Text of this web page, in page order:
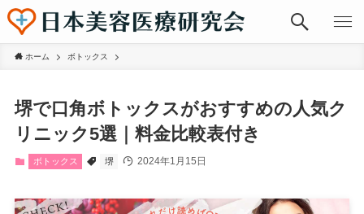
ホーム ボトックス
堺で口角ボトックスがおすすめの人気ク
リニック5選｜料金比較表付き
ボトックス 堺 2024年1月15日